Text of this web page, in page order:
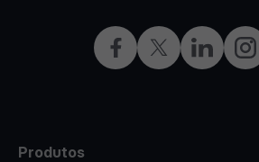
FacebookTwitterLinkedIn
Produtos